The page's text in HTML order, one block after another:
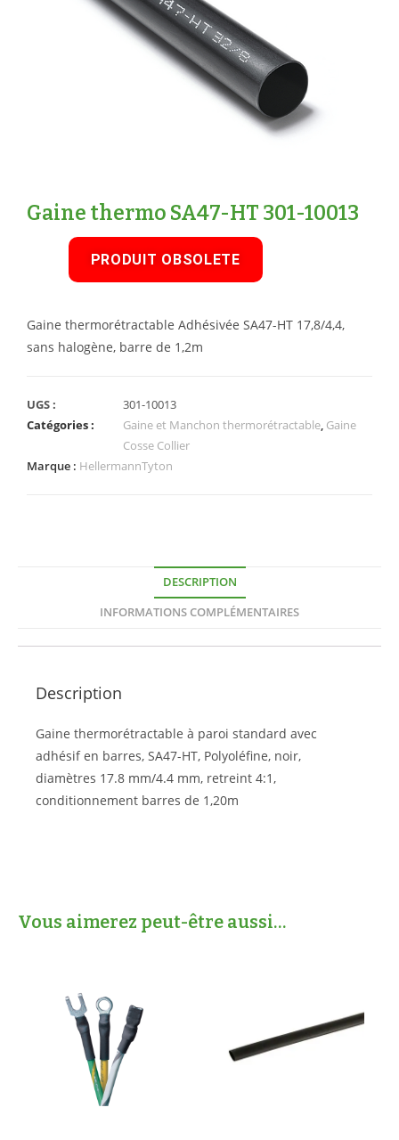
Gaine thermo SA47-HT 301-10013
PRODUIT OBSOLETE
Gaine thermorétractable Adhésivée SA47-HT 17,8/4,4,
sans halogène, barre de 1,2m
UGS :
301-10013
Catégories :
Gaine et Manchon thermorétractable, Gaine
Cosse Collier
Marque : HellermannTyton
DESCRIPTION
INFORMATIONS COMPLÉMENTAIRES
Description
Gaine thermorétractable à paroi standard avec
adhésif en barres, SA47-HT, Polyoléfine, noir,
diamètres 17.8 mm/4.4 mm, retreint 4:1,
conditionnement barres de 1,20m
Vous aimerez peut-être aussi…